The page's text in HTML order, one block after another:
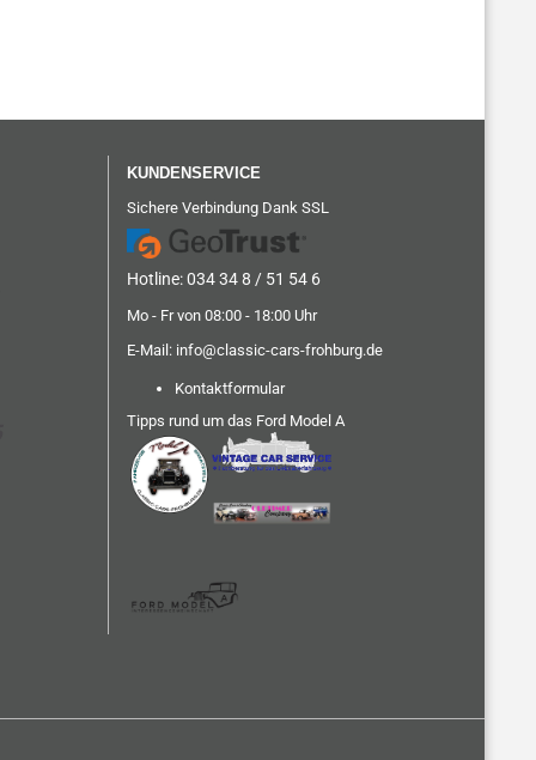
KUNDENSERVICE
Sichere Verbindung Dank SSL
Hotline: 034 34 8 / 51 54 6
Mo - Fr von 08:00 - 18:00 Uhr
E-Mail: info@classic-cars-frohburg.de
Kontaktformular
Tipps rund um das Ford Model A